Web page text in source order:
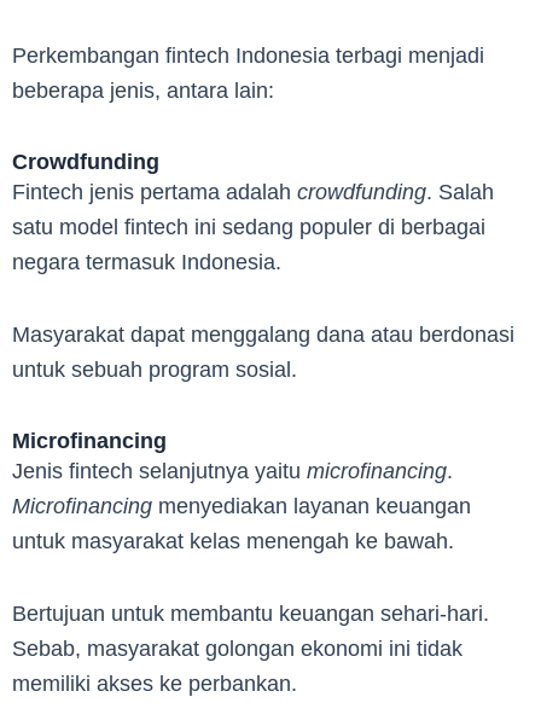
Perkembangan fintech Indonesia terbagi menjadi
beberapa jenis, antara lain:
Crowdfunding
Fintech jenis pertama adalah crowdfunding. Salah
satu model fintech ini sedang populer di berbagai
negara termasuk Indonesia.
Masyarakat dapat menggalang dana atau berdonasi
untuk sebuah program sosial.
Microfinancing
Jenis fintech selanjutnya yaitu microfinancing.
Microfinancing menyediakan layanan keuangan
untuk masyarakat kelas menengah ke bawah.
Bertujuan untuk membantu keuangan sehari-hari.
Sebab, masyarakat golongan ekonomi ini tidak
memiliki akses ke perbankan.